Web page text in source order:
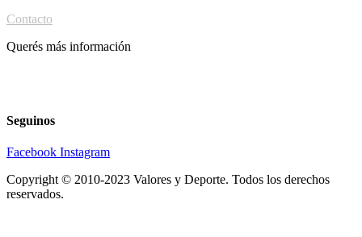
Contacto
Querés más información
Seguinos
Facebook Instagram
Copyright © 2010-2023 Valores y Deporte. Todos los derechos
reservados.